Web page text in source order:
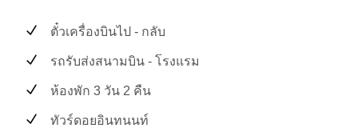
ตั๋วเครื่องบินไป - กลับ
รถรับส่งสนามบิน - โรงแรม
ห้องพัก 3 วัน 2 คืน
ทัวร์ดอยอินทนนท์